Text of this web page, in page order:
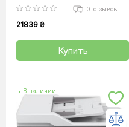
0 отзывов
21839 ₴
Купить
• В наличии